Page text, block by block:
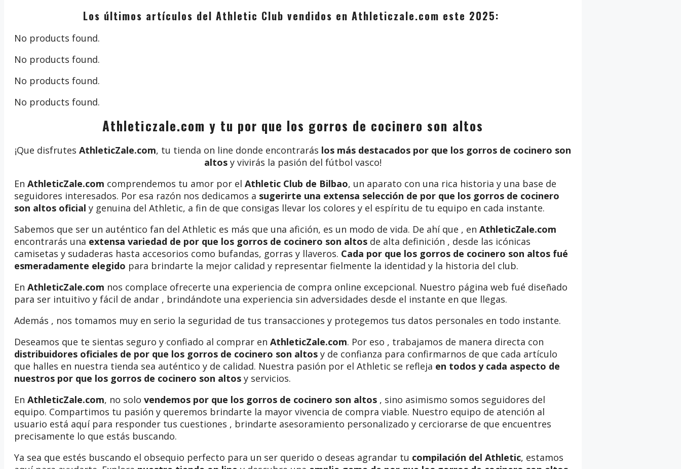
Los últimos artículos del Athletic Club vendidos en Athleticzale.com este 2025:
No products found.
No products found.
No products found.
No products found.
Athleticzale.com y tu por que los gorros de cocinero son altos
¡Que disfrutes AthleticZale.com, tu tienda on line donde encontrarás los más destacados por que los gorros de cocinero son
altos y vivirás la pasión del fútbol vasco!
En AthleticZale.com comprendemos tu amor por el Athletic Club de Bilbao, un aparato con una rica historia y una base de
seguidores interesados. Por esa razón nos dedicamos a sugerirte una extensa selección de por que los gorros de cocinero
son altos oficial y genuina del Athletic, a fin de que consigas llevar los colores y el espíritu de tu equipo en cada instante.
Sabemos que ser un auténtico fan del Athletic es más que una afición, es un modo de vida. De ahí que , en AthleticZale.com
encontrarás una extensa variedad de por que los gorros de cocinero son altos de alta definición , desde las icónicas
camisetas y sudaderas hasta accesorios como bufandas, gorras y llaveros. Cada por que los gorros de cocinero son altos fué
esmeradamente elegido para brindarte la mejor calidad y representar fielmente la identidad y la historia del club.
En AthleticZale.com nos complace ofrecerte una experiencia de compra online excepcional. Nuestro página web fué diseñado
para ser intuitivo y fácil de andar , brindándote una experiencia sin adversidades desde el instante en que llegas.
Además , nos tomamos muy en serio la seguridad de tus transacciones y protegemos tus datos personales en todo instante.
Deseamos que te sientas seguro y confiado al comprar en AthleticZale.com. Por eso , trabajamos de manera directa con
distribuidores oficiales de por que los gorros de cocinero son altos y de confianza para confirmarnos de que cada artículo
que halles en nuestra tienda sea auténtico y de calidad. Nuestra pasión por el Athletic se refleja en todos y cada aspecto de
nuestros por que los gorros de cocinero son altos y servicios.
En AthleticZale.com, no solo vendemos por que los gorros de cocinero son altos , sino asimismo somos seguidores del
equipo. Compartimos tu pasión y queremos brindarte la mayor vivencia de compra viable. Nuestro equipo de atención al
usuario está aquí para responder tus cuestiones , brindarte asesoramiento personalizado y cerciorarse de que encuentres
precisamente lo que estás buscando.
Ya sea que estés buscando el obsequio perfecto para un ser querido o deseas agrandar tu compilación del Athletic, estamos